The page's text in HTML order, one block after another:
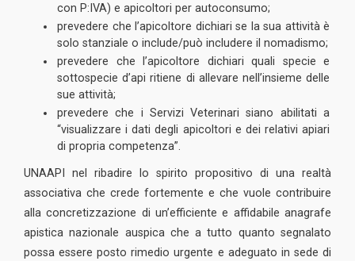
con P:IVA) e apicoltori per autoconsumo;
prevedere che l’apicoltore dichiari se la sua attività è
solo stanziale o include/può includere il nomadismo;
prevedere che l’apicoltore dichiari quali specie e
sottospecie d’api ritiene di allevare nell’insieme delle
sue attività;
prevedere che i Servizi Veterinari siano abilitati a
“visualizzare i dati degli apicoltori e dei relativi apiari
di propria competenza”.
UNAAPI nel ribadire lo spirito propositivo di una realtà
associativa che crede fortemente e che vuole contribuire
alla concretizzazione di un’efficiente e affidabile anagrafe
apistica nazionale auspica che a tutto quanto segnalato
possa essere posto rimedio urgente e adeguato in sede di